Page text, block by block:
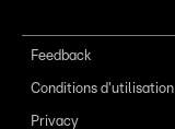
Feedback
Conditions d'utilisation
Privacy